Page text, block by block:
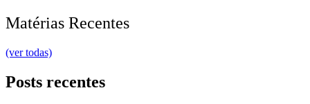
Matérias Recentes
(ver todas)
Posts recentes